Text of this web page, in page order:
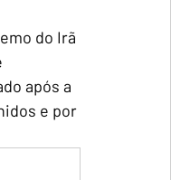
do Irã
após a
e por